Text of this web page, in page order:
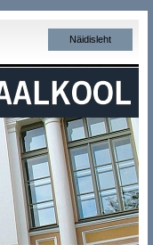
Näidisleht